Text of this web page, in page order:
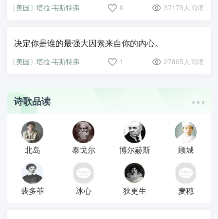
〔美国〕塔拉·韦斯特弗 0 37173人阅读
决定你是谁的最强大因素来自你的内心。
〔美国〕塔拉·韦斯特弗 1 27805人阅读
诗歌品读
北岛 泰戈尔 博尔赫斯 顾城
裴多菲 冰心 狄更生 麦穗